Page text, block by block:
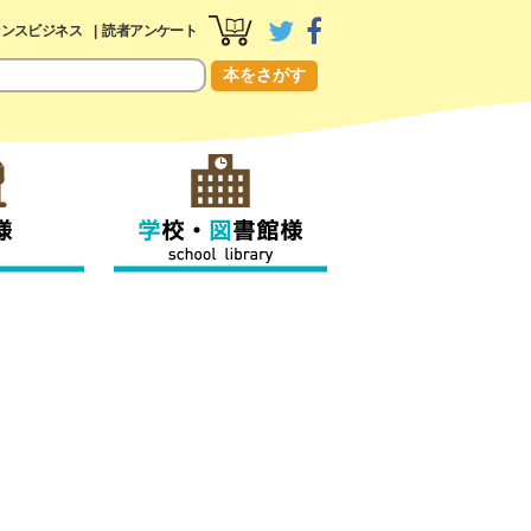
スビジネス 読者アンケート
本をさがす